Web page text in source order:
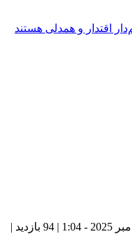
اقتدار و همدلی هستند
94 بازدید
|